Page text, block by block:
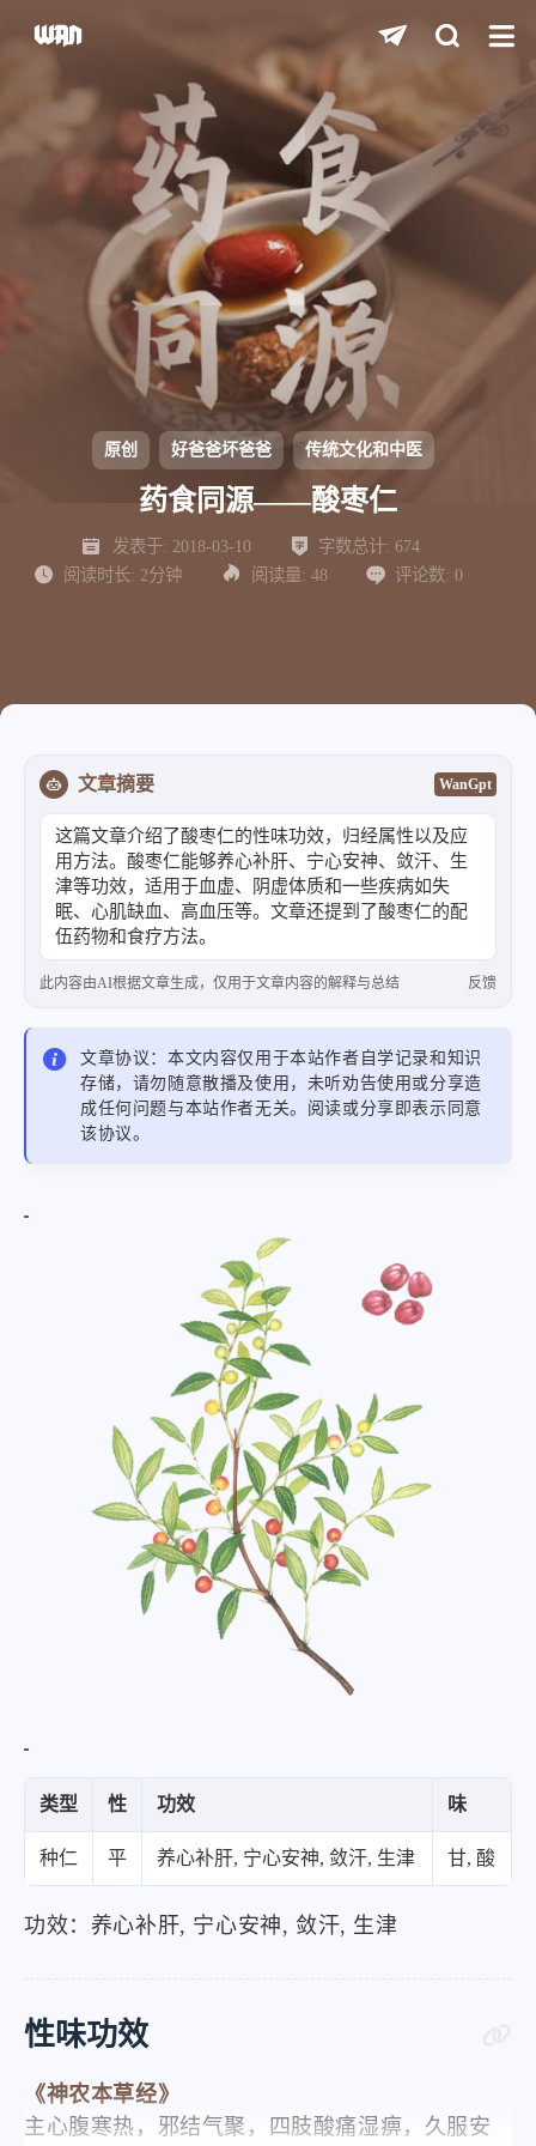
K 关闭快捷键功能
打开中控台
M 播放/暂停音乐
D 深色/浅色显示模式
S 站内搜索
随机访问
L 友链页面
原创 好爸爸坏爸爸 传统文化和中医
药食同源——酸枣仁
发表于: 2018-03-10 字数总计: 674
阅读时长: 2分钟 阅读量: 48 评论数: 0
文章摘要 WanGpt
这篇文章介绍了酸枣仁的性味功效，归经属性以及应
用方法。酸枣仁能够养心补肝、宁心安神、敛汗、生
津等功效，适用于血虚、阴虚体质和一些疾病如失
眠、心肌缺血、高血压等。文章还提到了酸枣仁的配
伍药物和食疗方法。
此内容由AI根据文章生成，仅用于文章内容的解释与总结 反馈
文章协议：本文内容仅用于本站作者自学记录和知识
存储，请勿随意散播及使用，未听劝告使用或分享造
成任何问题与本站作者无关。阅读或分享即表示同意
该协议。
类型 性 功效 味
种仁 平 养心补肝, 宁心安神, 敛汗, 生津 甘, 酸
功效：养心补肝, 宁心安神, 敛汗, 生津
性味功效
《神农本草经》
主心腹寒热，邪结气聚，四肢酸痛湿痹，久服安